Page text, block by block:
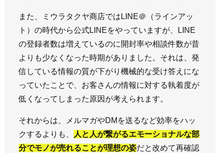
また、ミウラタクヤ商店ではLINE＠（ラインアッ
ト）の時代から公式LINEをやっていますが、LINE
の登録者数は増えているのに開封率や相談件数が昔
よりも少なくなった時期がありました。それは、発
信している情報の質が下がり機械的な受け答えにな
っていたことで、お客さんの情報に対する執着度が
低くなってしまった原因が考えられます。
それからは、メルマガやDMを送るなど効率をハッ
クするよりも、
人と人が繋がるエモーショナルな部
分でモノが売れることが理想の姿だと改めて再確認